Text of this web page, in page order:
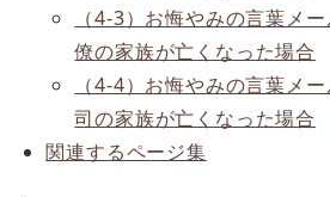
（4-3）お悔やみの言葉メ
僚の家族が亡くなった場合
（4-4）お悔やみの言葉メ
司の家族が亡くなった場合
関連するページ集